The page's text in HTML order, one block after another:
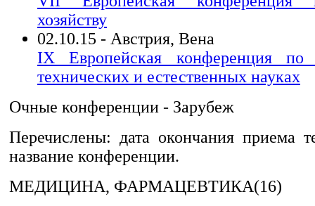
хозяйству
02.10.15 - Австрия, Вена
IX Европейская конференция по
технических и естественных науках
Очные конференции - Зарубеж
Перечислены: дата окончания приема
название конференции.
МЕДИЦИНА, ФАРМАЦЕВТИКА(16)